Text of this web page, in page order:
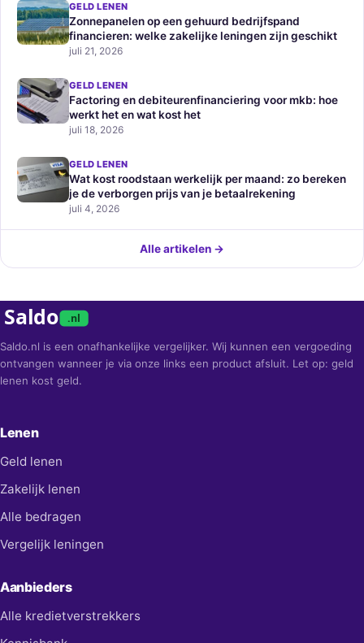
GELD LENEN
Zonnepanelen op een gehuurd bedrijfspand
financieren: welke zakelijke leningen zijn geschikt
juli 21, 2026
GELD LENEN
Factoring en debiteurenfinanciering voor mkb: hoe
werkt het en wat kost het
juli 18, 2026
GELD LENEN
Wat kost roodstaan werkelijk per maand: zo bereken
je de verborgen prijs van je betaalrekening
juli 4, 2026
Alle artikelen →
Saldo .nl
Saldo.nl is een onafhankelijke vergelijker. Wij kunnen een vergoeding
ontvangen wanneer je via onze links een product afsluit. Let op: geld
lenen kost geld.
Lenen
Geld lenen
Zakelijk lenen
Alle bedragen
Vergelijk leningen
Aanbieders
Alle kredietverstrekkers